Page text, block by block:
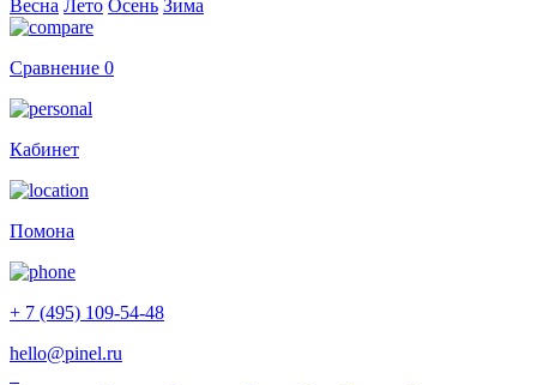
Весна Лето Осень Зима
Сравнение 0
Кабинет
Помона
+ 7 (495) 109-54-48
hello@pinel.ru